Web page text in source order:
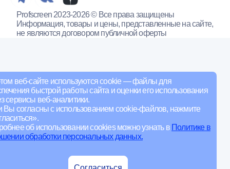
веб-сайте используются cookie — файлы для
быстрой работы сайта и оценки его использования
сервисы веб-аналитики.
Вы согласны с использованием cookie-файлов, нажмите
об использовании cookies можно узнать в Политике в
обработки персональных данных.
Profscreen 2023-2026 © Все права защищены
Информация, товары и цены, представленные на сайте,
не являются договором публичной оферты